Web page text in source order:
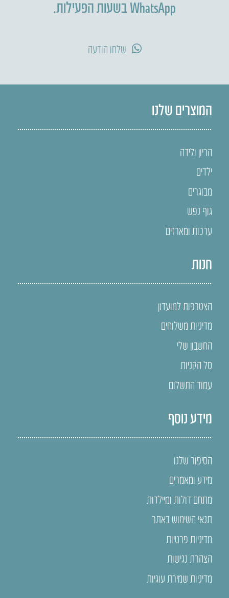
WhatsApp בשעות הפעילות.
שלחו הודעה
המוצרים שלנו
הריון ולידה
ילדים
מבוגרים
גוף נפש
ערכות ומארזים
חנות
הצטרפות למועדון
מדיניות משלוחים
החשבון שלי
סל הקניות
עמוד התשלום
מידע נוסף
הסיפור שלנו
מידע ומאמרים
מתחם דולות ומיילדות
תנאי השימוש באתר
מדיניות פרטיות
הצהרת נגישות
מדיניות שמירת עוגיות